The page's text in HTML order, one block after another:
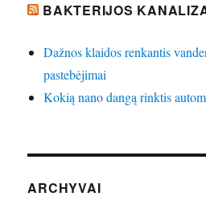
BAKTERIJOS
Dažnos klaidos renkantis
pastebėjimai
Kokią nano dangą rinktis
ARCHYVAI